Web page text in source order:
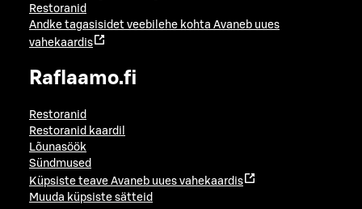
Restoranid
Andke tagasisidet veebilehe kohta Avaneb uues
vahekaardis
Raflaamo.fi
Restoranid
Restoranid kaardil
Lõunasöök
Sündmused
Küpsiste teave Avaneb uues vahekaardis
Muuda küpsiste sätteid